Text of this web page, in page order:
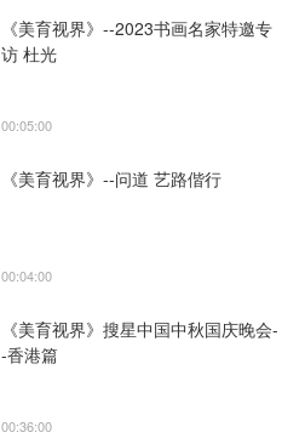
《美育视界》--2023书画名家特邀专
访 杜光
00:05:00
《美育视界》--问道 艺路偕行
00:04:00
《美育视界》搜星中国中秋国庆晚会-
-香港篇
00:36:00